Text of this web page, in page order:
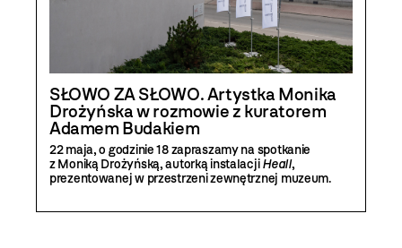
SŁOWO ZA SŁOWO. Artystka Monika
Drożyńska w rozmowie z kuratorem
Adamem Budakiem
22 maja, o godzinie 18 zapraszamy na spotkanie
z Moniką Drożyńską, autorką instalacjiHeall,
prezentowanej w przestrzeni zewnętrznej muzeum.